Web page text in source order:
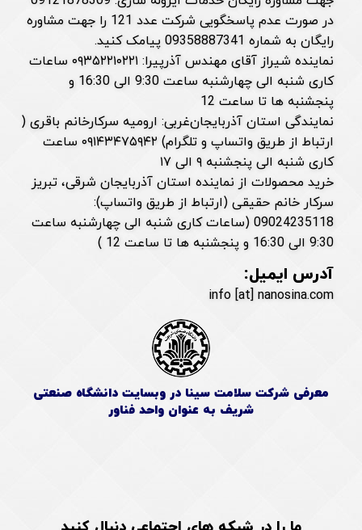
در صورت عدم پاسخگویی شرکت عدد 121 را جهت مشاوره
رایگان به شماره 09358887341 پیامک کنید.
نماینده شیراز آقای مهندس آذرپیرا: ۰۹۳۵۲۲۱۰۲۲۱ ساعات
کاری شنبه الی چهارشنبه ساعت 9:30 الی 16:30 و
پنجشنبه ها تا ساعت 12
نمایندگی استان آذربایجان‌غربی: ارومیه سرکارخانم باقری (
ارتباط از طریق واتساپ و تلگرام) ۰۹۱۴۳۴۷۵۹۴۲ ساعت
کاری شنبه الی پنجشنبه ۹ الی ۱۷
خرید محصولات از نماینده استان آذربایجان شرقی، تبریز
سرکار خانم حقیقی (ارتباط از طریق واتساپ):
09024235118 (ساعات کاری شنبه الی چهارشنبه ساعت
9:30 الی 16:30 و پنجشنبه ها تا ساعت 12 )
آدرس ایمیل:
info [at] nanosina.com
معرفی شرکت سلامت سینا در وبسایت دانشگاه صنعتی
شریف به عنوان واحد فناور